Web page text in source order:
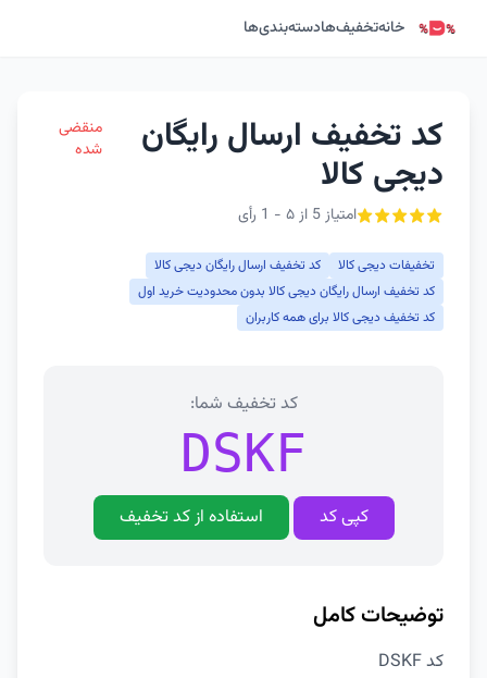
خانهتخفیف‌هادسته‌بندی‌ها
کد تخفیف ارسال رایگان
دیجی کالا
امتیاز 5 از ۵ - 1 رأی
منقضی
شده
تخفیفات دیجی کالا
کد تخفیف ارسال رایگان دیجی کالا
کد تخفیف ارسال رایگان دیجی کالا بدون محدودیت خرید اول
کد تخفیف دیجی کالا برای همه کاربران
کد تخفیف شما:
DSKF
کپی کد استفاده از کد تخفیف
توضیحات کامل
کد DSKF